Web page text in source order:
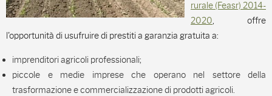
rurale (Feasr) 2014-
2020, offre
l'opportunità di usufruire di prestiti a garanzia gratuita a:
imprenditori agricoli professionali;
piccole e medie imprese che operano nel settore della
trasformazione e commercializzazione di prodotti agricoli.